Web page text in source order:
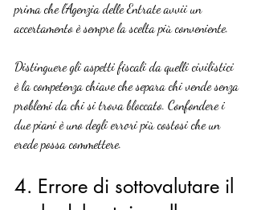
prima che l’Agenzia delle Entrate avvii un
accertamento è sempre la scelta più conveniente.
Distinguere gli aspetti fiscali da quelli civilistici
è la competenza chiave che separa chi vende senza
problemi da chi si trova bloccato. Confondere i
due piani è uno degli errori più costosi che un
erede possa commettere.
4. Errore di sottovalutare il